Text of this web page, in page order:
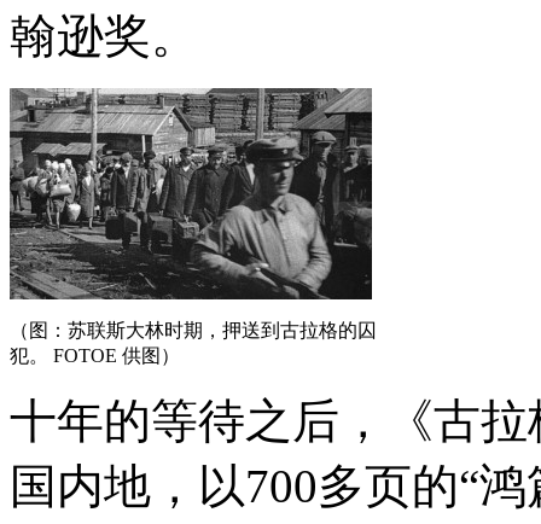
翰逊奖。
（图：苏联斯大林时期，押送到古拉格的囚
犯。 FOTOE 供图）
十年的等待之后，《古
国内地，以700多页的“